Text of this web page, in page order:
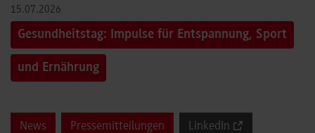
15.07.2026
Gesundheitstag: Impulse für Entspannung, Sport
und Ernährung
News Pressemitteilungen LinkedIn